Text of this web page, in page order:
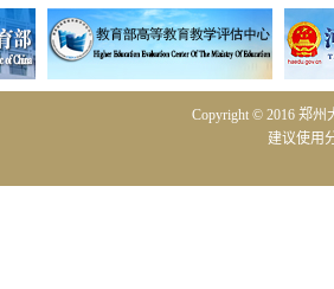
Copyright © 2016 郑州
建议使用